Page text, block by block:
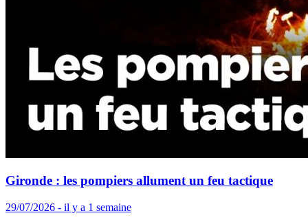
Gironde : les pompiers allument un feu tactique
29/07/2026 - il y a 1 semaine